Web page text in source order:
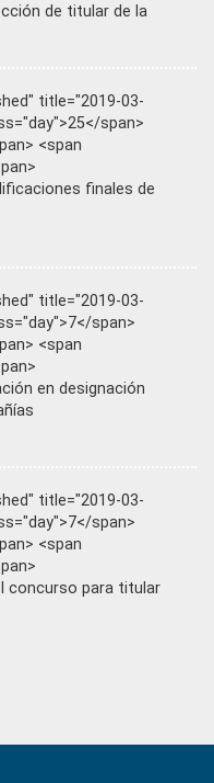
de titular de la
title="2019-03-
span>
<span
finales de
title="2019-03-
span>
<span
en designación
title="2019-03-
span>
<span
concurso para titular